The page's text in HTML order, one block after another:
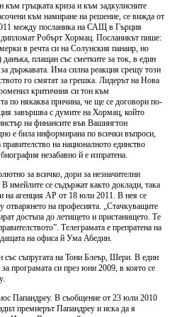
гръцката криза и към задкулисните
към намиране на решение, се вижда от
между посланика на САЩ в Гърция
Робърт Хормац. Посланикът пише:
в речта си на Солунския панаир, но
плащан със сметките за ток, в един
държавата. Има силна реакция срещу този
го смятат за грешка. Лидерът на Нова
критичния си тон към
по някаква причина, че ще се договори по-
завършва с думите на Хормац, който
на финансите във Вашингтон
е била информирана по всички въпроси,
на националното единство
незабавно й е изпратена.
за всичко, дори за незначителни
имейлите се съдържат както доклади, така
на агенция AP от 18 юли 2011. В нея се
отварянето на професията. „Стачкуващите
достъпа до летището и пристанището. Те
Телеграмата е препратена на
на офиса й Ума Абедин.
със съпругата на Тони Блеър, Шери. В един
програмата си през юни 2009, в която се
Папандреу. В съобщение от 23 юли 2010
премиерът Папандреу и иска да я